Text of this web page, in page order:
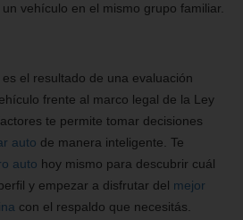
vehículo en el mismo grupo familiar.
es el resultado de una evaluación
frente al marco legal de la Ley
te permite tomar decisiones
auto de manera inteligente. Te
auto hoy mismo para descubrir cuál
y empezar a disfrutar del mejor
con el respaldo que necesitás.